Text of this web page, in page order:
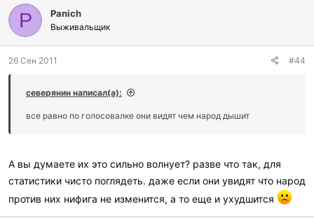
P Panich
Выживальщик
26 Сен 2011 #44
северянин написал(а):
все равно по голосовалке они видят чем народ дышит
А вы думаете их это сильно волнует? разве что так, для
статистики чисто поглядеть. даже если они увидят что народ
против них нифига не изменится, а то еще и ухудшится